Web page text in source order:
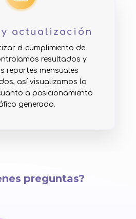
y actualización
el cumplimiento de
resultados y
reportes mensuales
así visualizamos la
a posicionamiento
generado.
preguntas?